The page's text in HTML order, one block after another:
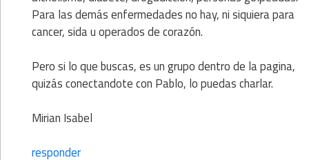
Para las demás enfermedades no hay, ni siquiera para
cancer, sida u operados de corazón.
Pero si lo que buscas, es un grupo dentro de la pagina,
quizás conectandote con Pablo, lo puedas charlar.
Mirian Isabel
responder